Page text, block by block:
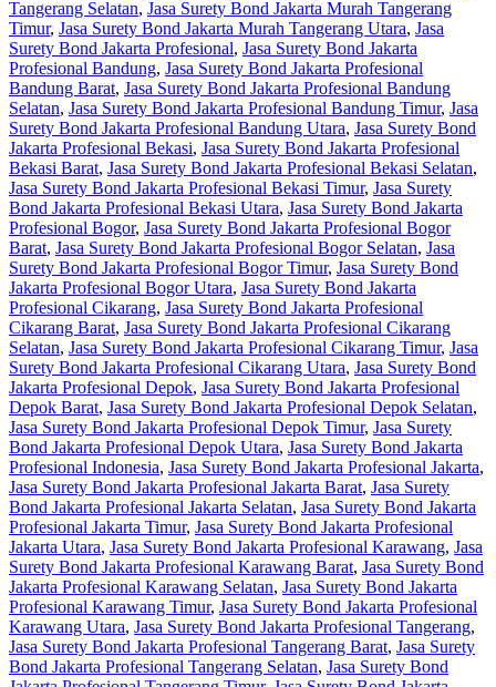
Tangerang Selatan, Jasa Surety Bond Jakarta Murah Tangerang
Timur, Jasa Surety Bond Jakarta Murah Tangerang Utara, Jasa
Surety Bond Jakarta Profesional, Jasa Surety Bond Jakarta
Profesional Bandung, Jasa Surety Bond Jakarta Profesional
Bandung Barat, Jasa Surety Bond Jakarta Profesional Bandung
Selatan, Jasa Surety Bond Jakarta Profesional Bandung Timur, Jasa
Surety Bond Jakarta Profesional Bandung Utara, Jasa Surety Bond
Jakarta Profesional Bekasi, Jasa Surety Bond Jakarta Profesional
Bekasi Barat, Jasa Surety Bond Jakarta Profesional Bekasi Selatan,
Jasa Surety Bond Jakarta Profesional Bekasi Timur, Jasa Surety
Bond Jakarta Profesional Bekasi Utara, Jasa Surety Bond Jakarta
Profesional Bogor, Jasa Surety Bond Jakarta Profesional Bogor
Barat, Jasa Surety Bond Jakarta Profesional Bogor Selatan, Jasa
Surety Bond Jakarta Profesional Bogor Timur, Jasa Surety Bond
Jakarta Profesional Bogor Utara, Jasa Surety Bond Jakarta
Profesional Cikarang, Jasa Surety Bond Jakarta Profesional
Cikarang Barat, Jasa Surety Bond Jakarta Profesional Cikarang
Selatan, Jasa Surety Bond Jakarta Profesional Cikarang Timur, Jasa
Surety Bond Jakarta Profesional Cikarang Utara, Jasa Surety Bond
Jakarta Profesional Depok, Jasa Surety Bond Jakarta Profesional
Depok Barat, Jasa Surety Bond Jakarta Profesional Depok Selatan,
Jasa Surety Bond Jakarta Profesional Depok Timur, Jasa Surety
Bond Jakarta Profesional Depok Utara, Jasa Surety Bond Jakarta
Profesional Indonesia, Jasa Surety Bond Jakarta Profesional Jakarta,
Jasa Surety Bond Jakarta Profesional Jakarta Barat, Jasa Surety
Bond Jakarta Profesional Jakarta Selatan, Jasa Surety Bond Jakarta
Profesional Jakarta Timur, Jasa Surety Bond Jakarta Profesional
Jakarta Utara, Jasa Surety Bond Jakarta Profesional Karawang, Jasa
Surety Bond Jakarta Profesional Karawang Barat, Jasa Surety Bond
Jakarta Profesional Karawang Selatan, Jasa Surety Bond Jakarta
Profesional Karawang Timur, Jasa Surety Bond Jakarta Profesional
Karawang Utara, Jasa Surety Bond Jakarta Profesional Tangerang,
Jasa Surety Bond Jakarta Profesional Tangerang Barat, Jasa Surety
Bond Jakarta Profesional Tangerang Selatan, Jasa Surety Bond